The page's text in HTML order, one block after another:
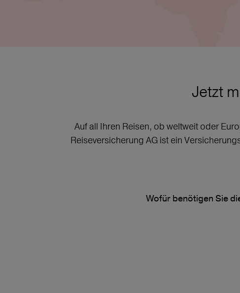
Jetzt
Auf all Ihren Reisen, ob weltweit oder
Reiseversicherung AG ist ein
Wofür benötigen Sie